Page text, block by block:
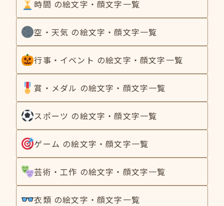
時間 の絵文字・顔文字一覧
空・天気 の絵文字・顔文字一覧
行事・イベント の絵文字・顔文字一覧
賞・メダル の絵文字・顔文字一覧
スポーツ の絵文字・顔文字一覧
ゲーム の絵文字・顔文字一覧
芸術・工作 の絵文字・顔文字一覧
衣類 の絵文字・顔文字一覧